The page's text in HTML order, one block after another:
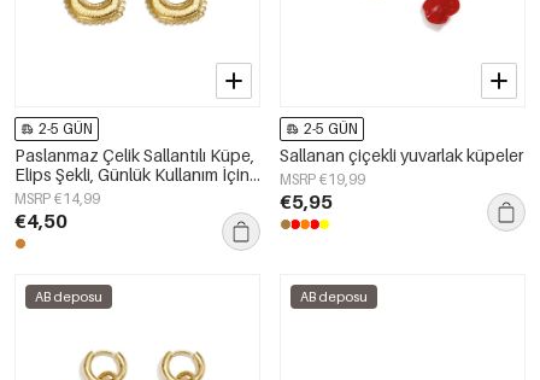
2-5 GÜN
Paslanmaz Çelik Sallantılı Küpe,
Elips Şekli, Günlük Kullanım İçin
Sade Seri, Kadın Takıları
MSRP €14,99
€4,50
2-5 GÜN
Sallanan çiçekli yuvarlak küpeler
MSRP €19,99
€5,95
AB deposu AB deposu